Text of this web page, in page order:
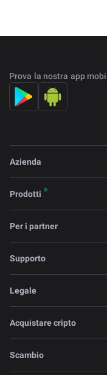
Prova la nostra app
Azienda
Prodotti
Per i partner
Supporto
Legale
Acquistare cripto
Scambio